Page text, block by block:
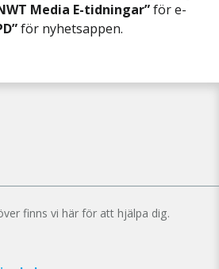
Media E-tidningar”för e-
för nyhetsappen.
finns vi här för att hjälpa dig.